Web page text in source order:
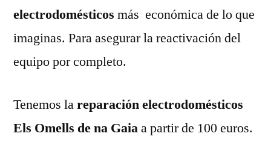
electrodomésticos más económica de lo que
imaginas. Para asegurar la reactivación del
equipo por completo.
Tenemos lareparación electrodomésticos
Els Omells de na Gaiaa partir de 100 euros.